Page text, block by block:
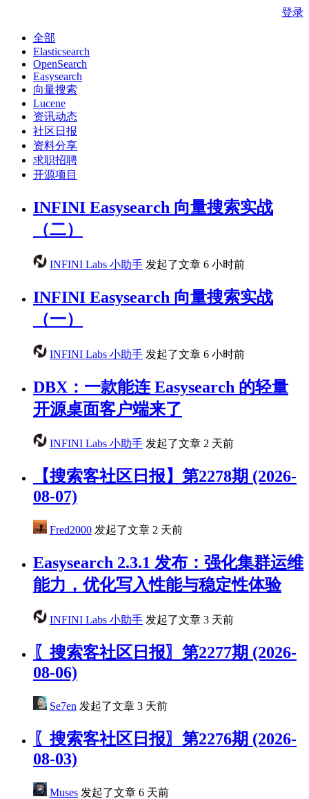
登录
全部
Elasticsearch
OpenSearch
Easysearch
向量搜索
Lucene
资讯动态
社区日报
资料分享
求职招聘
开源项目
INFINI Easysearch 向量搜索实战
（二）
INFINI Labs 小助手 发起了文章 6 小时前
INFINI Easysearch 向量搜索实战
（一）
INFINI Labs 小助手 发起了文章 6 小时前
DBX：一款能连 Easysearch 的轻量
开源桌面客户端来了
INFINI Labs 小助手 发起了文章 2 天前
【搜索客社区日报】第2278期 (2026-
08-07)
Fred2000 发起了文章 2 天前
Easysearch 2.3.1 发布：强化集群运维
能力，优化写入性能与稳定性体验
INFINI Labs 小助手 发起了文章 3 天前
〖搜索客社区日报〗第2277期 (2026-
08-06)
Se7en 发起了文章 3 天前
〖搜索客社区日报〗第2276期 (2026-
08-03)
Muses 发起了文章 6 天前